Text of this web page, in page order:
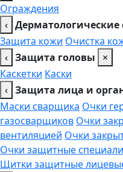
Ограждения
‹ Дерматологические
Защита кожи Очистка
‹ Защита головы
×
Каскетки Каски
‹ Защита лица и
Маски сварщика Очки
газосварщиков Очки
вентиляцией Очки
Очки защитные
Щитки защитные